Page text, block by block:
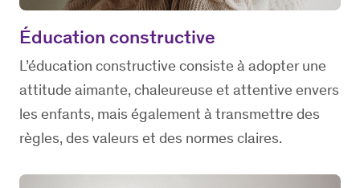
Éducation constructive
L’éducation constructive consiste à adopter une
attitude aimante, chaleureuse et attentive envers
les enfants, mais également à transmettre des
règles, des valeurs et des normes claires.